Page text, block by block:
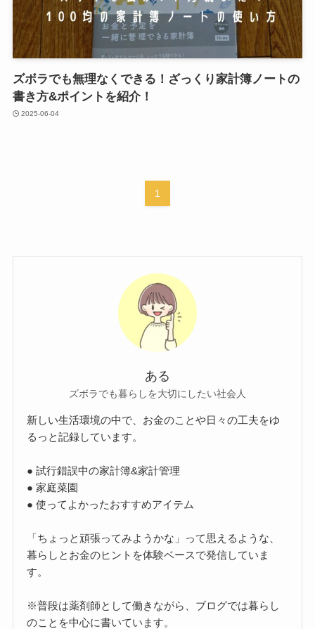
ズボラでも無理なくできる！ざっくり家計簿ノートの
書き方&ポイントを紹介！
2025-06-04
1
ある
ズボラでも暮らしを大切にしたい社会人
新しい生活環境の中で、お金のことや日々の工夫をゆ
るっと記録しています。
● 試行錯誤中の家計簿&家計管理
● 家庭菜園
● 使ってよかったおすすめアイテム
「ちょっと頑張ってみようかな」って思えるような、
暮らしとお金のヒントを体験ベースで発信していま
す。
※普段は薬剤師として働きながら、ブログでは暮らし
のことを中心に書いています。